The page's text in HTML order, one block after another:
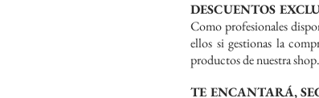
DESCUENTOS
Como profesionales
ellos si gestionas la
productos de nuestra shop.
TE ENCANTARÁ,